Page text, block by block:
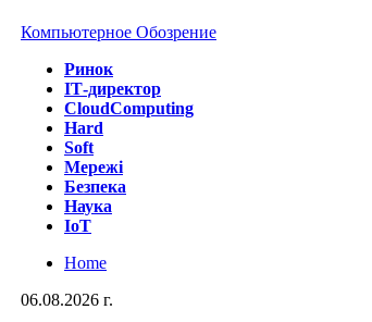
Компьютерное Обозрение
Ринок
IТ-директор
CloudComputing
Hard
Soft
Мережі
Безпека
Наука
IoT
Home
06.08.2026 г.